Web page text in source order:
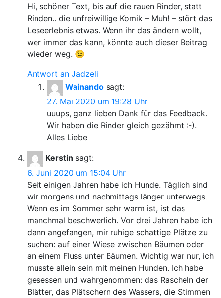
Hi, schöner Text, bis auf die rauen Rinder, statt
Rinden.. die unfreiwillige Komik – Muh! – stört das
Leseerlebnis etwas. Wenn ihr das ändern wollt,
wer immer das kann, könnte auch dieser Beitrag
wieder weg. 😉
Antwort an Jadzeli
Wainando sagt:
27. Mai 2020 um 19:28 Uhr
uuups, ganz lieben Dank für das Feedback.
Wir haben die Rinder gleich gezähmt :-).
Alles Liebe
Kerstin sagt:
6. Juni 2020 um 15:04 Uhr
Seit einigen Jahren habe ich Hunde. Täglich sind
wir morgens und nachmittags länger unterwegs.
Wenn es im Sommer sehr warm ist, ist das
manchmal beschwerlich. Vor drei Jahren habe ich
dann angefangen, mir ruhige schattige Plätze zu
suchen: auf einer Wiese zwischen Bäumen oder
an einem Fluss unter Bäumen. Wichtig war nur, ich
musste allein sein mit meinen Hunden. Ich habe
gesessen und wahrgenommen: das Rascheln der
Blätter, das Plätschern des Wassers, die Stimmen